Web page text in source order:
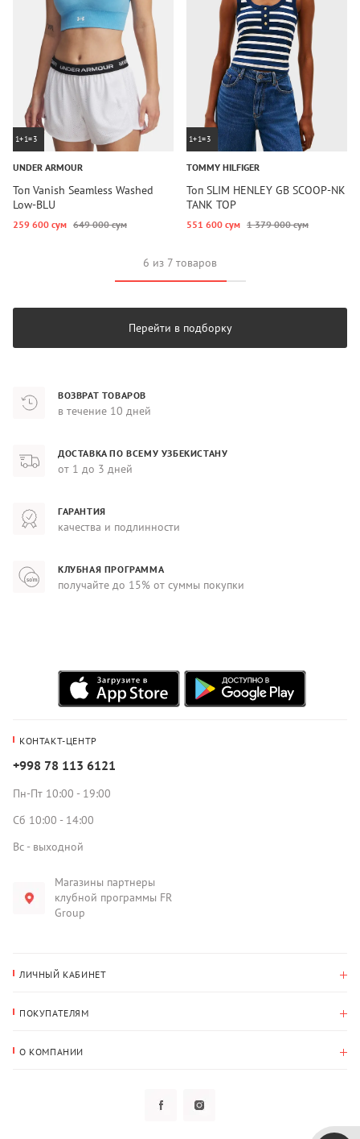
1+1=3
UNDER ARMOUR
Топ Vanish Seamless Washed
Low-BLU
259 600 сум 649 000 сум
1+1=3
TOMMY HILFIGER
Топ SLIM HENLEY GB SCOOP-NK
TANK TOP
551 600 сум 1 379 000 сум
6 из 7 товаров
Перейти в подборку
ВОЗВРАТ ТОВАРОВ
в течение 10 дней
ДОСТАВКА ПО ВСЕМУ УЗБЕКИСТАНУ
от 1 до 3 дней
ГАРАНТИЯ
качества и подлинности
КЛУБНАЯ ПРОГРАММА
получайте до 15% от суммы покупки
КОНТАКТ-ЦЕНТР
+998 78 113 6121
Пн-Пт 10:00 - 19:00
Сб 10:00 - 14:00
Вс - выходной
Магазины партнеры
клубной программы FR
Group
ЛИЧНЫЙ КАБИНЕТ
Адрес для доставки
ПОКУПАТЕЛЯМ
О КОМПАНИИ
Политика конфиденциальности